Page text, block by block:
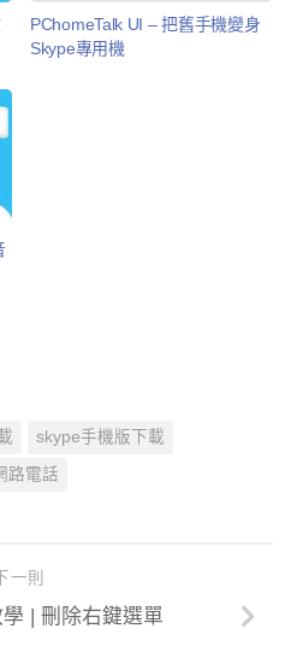
PChomeTalk UI – 把舊手機變身
Skype專用機
skype手機版下載
路電話
下一則
| 刪除右鍵選單